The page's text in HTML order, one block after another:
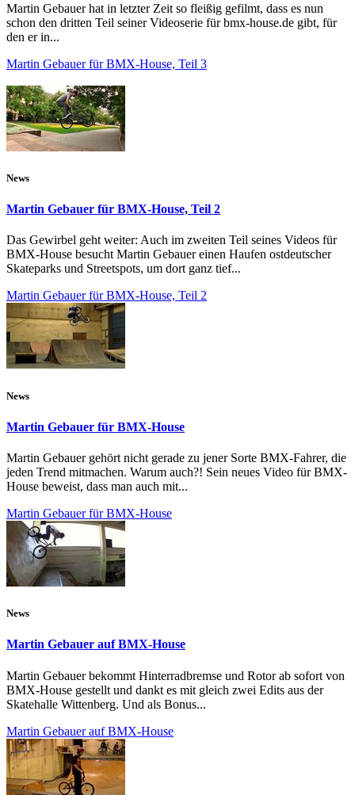
Martin Gebauer hat in letzter Zeit so fleißig gefilmt, dass es nun
schon den dritten Teil seiner Videoserie für bmx-house.de gibt, für
den er in...
Martin Gebauer für BMX-House, Teil 3
News
Martin Gebauer für BMX-House, Teil 2
Das Gewirbel geht weiter: Auch im zweiten Teil seines Videos für
BMX-House besucht Martin Gebauer einen Haufen ostdeutscher
Skateparks und Streetspots, um dort ganz tief...
Martin Gebauer für BMX-House, Teil 2
News
Martin Gebauer für BMX-House
Martin Gebauer gehört nicht gerade zu jener Sorte BMX-Fahrer, die
jeden Trend mitmachen. Warum auch?! Sein neues Video für BMX-
House beweist, dass man auch mit...
Martin Gebauer für BMX-House
News
Martin Gebauer auf BMX-House
Martin Gebauer bekommt Hinterradbremse und Rotor ab sofort von
BMX-House gestellt und dankt es mit gleich zwei Edits aus der
Skatehalle Wittenberg. Und als Bonus...
Martin Gebauer auf BMX-House